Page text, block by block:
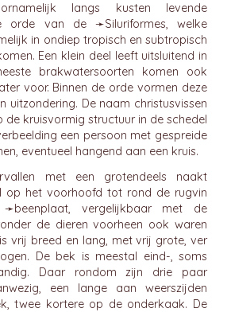
langs kusten levende
orde van de ➛Siluriformes, welke
in ondiep tropisch en subtropisch
Een klein deel leeft uitsluitend in
brakwatersoorten komen ook
voor. Binnen de orde vormen deze
uitzondering. De naam christusvissen
de kruisvormig structuur in de schedel
een persoon met gespreide
eventueel hangend aan een kruis.
met een grotendeels naakt
op het voorhoofd tot rond de rugvin
➛beenplaat, vergelijkbaar met de
de dieren voorheen ook waren
vrij breed en lang, met vrij grote, ver
De bek is meestal eind-, soms
Daar rondom zijn drie paar
een lange aan weerszijden
twee kortere op de onderkaak. De